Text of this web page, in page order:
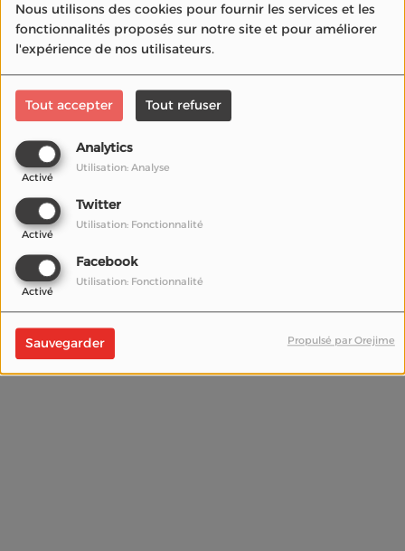
Nous utilisons des cookies pour fournir les services et les
fonctionnalités proposés sur notre site et pour améliorer
l'expérience de nos utilisateurs.
Tout accepter Tout refuser
Analytics
Activé
Utilisation: Analyse
Twitter
Activé
Utilisation: Fonctionnalité
Facebook
Activé
Utilisation: Fonctionnalité
Sauvegarder Propulsé par Orejime
La Radio du Cinéma® est éditée par l’association La
Radio du Cinéma.Mentions légales
confidentialité|Contact